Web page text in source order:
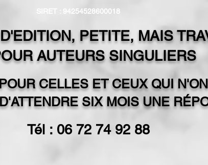
SIRET : 94254528600018
PETITE, MAIS
AUTEURS SINGULIERS
CELLES ET CEUX QUI
SIX MOIS UNE
Tél : 06 72 74 92 88